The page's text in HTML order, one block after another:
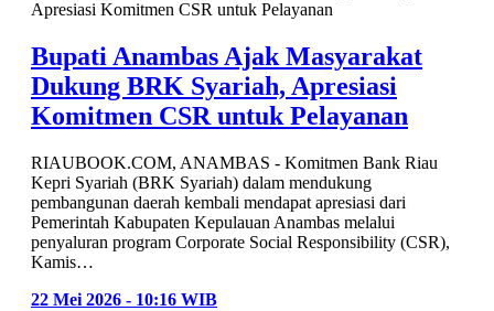
Bupati Anambas Ajak Masyarakat
Dukung BRK Syariah, Apresiasi
Komitmen CSR untuk Pelayanan
RIAUBOOK.COM, ANAMBAS - Komitmen Bank Riau
Kepri Syariah (BRK Syariah) dalam mendukung
pembangunan daerah kembali mendapat apresiasi dari
Pemerintah Kabupaten Kepulauan Anambas melalui
penyaluran program Corporate Social Responsibility (CSR),
Kamis…
22 Mei 2026 - 10:16 WIB